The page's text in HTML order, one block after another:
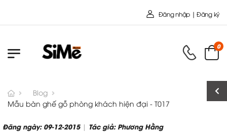
Chào mừng bạn đến với Nội Thất Toàn
Đăng nhập | Đăng ký
0
Blog
Mẫu bàn ghế gỗ phòng khách hiện đại - T017
Đăng ngày: 09-12-2015| Tác giả: Phương Hằng